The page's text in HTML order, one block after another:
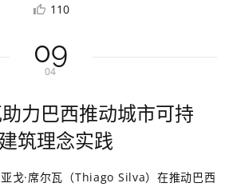
110
09
04
力巴西推动城市可持
筑理念实践
戈·席尔瓦（Thiago Silva）在推动巴西